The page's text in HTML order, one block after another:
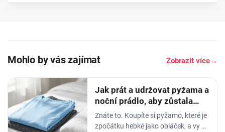
Mohlo by vás zajímat Zobrazit více→
Jak prát a udržovat pyžama a
noční prádlo, aby zůstala
měkká
Znáte to. Koupíte si pyžamo, které je
zpočátku hebké jako obláček, a vy v